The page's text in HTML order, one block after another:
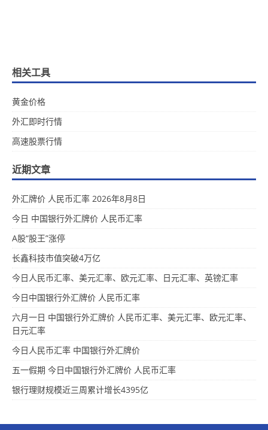
相关工具
黄金价格
外汇即时行情
高速股票行情
近期文章
外汇牌价 人民币汇率 2026年8月8日
今日 中国银行外汇牌价 人民币汇率
A股“股王”涨停
长鑫科技市值突破4万亿
今日人民币汇率、美元汇率、欧元汇率、日元汇率、英镑汇率
今日中国银行外汇牌价 人民币汇率
六月一日 中国银行外汇牌价 人民币汇率、美元汇率、欧元汇率、
日元汇率
今日人民币汇率 中国银行外汇牌价
五一假期 今日中国银行外汇牌价 人民币汇率
银行理财规模近三周累计增长4395亿